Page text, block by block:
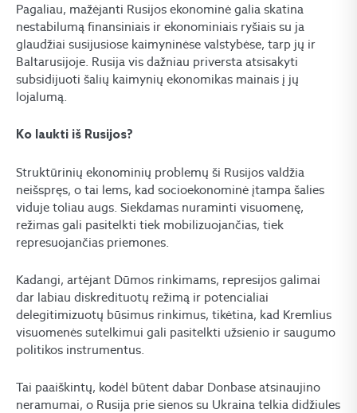
Pagaliau, mažėjanti Rusijos ekonominė galia skatina
nestabilumą finansiniais ir ekonominiais ryšiais su ja
glaudžiai susijusiose kaimyninėse valstybėse, tarp jų ir
Baltarusijoje. Rusija vis dažniau priversta atsisakyti
subsidijuoti šalių kaimynių ekonomikas mainais į jų
lojalumą.
Ko laukti iš Rusijos?
Struktūrinių ekonominių problemų ši Rusijos valdžia
neišspręs, o tai lems, kad socioekonominė įtampa šalies
viduje toliau augs. Siekdamas nuraminti visuomenę,
režimas gali pasitelkti tiek mobilizuojančias, tiek
represuojančias priemones.
Kadangi, artėjant Dūmos rinkimams, represijos galimai
dar labiau diskredituotų režimą ir potencialiai
delegitimizuotų būsimus rinkimus, tikėtina, kad Kremlius
visuomenės sutelkimui gali pasitelkti užsienio ir saugumo
politikos instrumentus.
Tai paaiškintų, kodėl būtent dabar Donbase atsinaujino
neramumai, o Rusija prie sienos su Ukraina telkia didžiules